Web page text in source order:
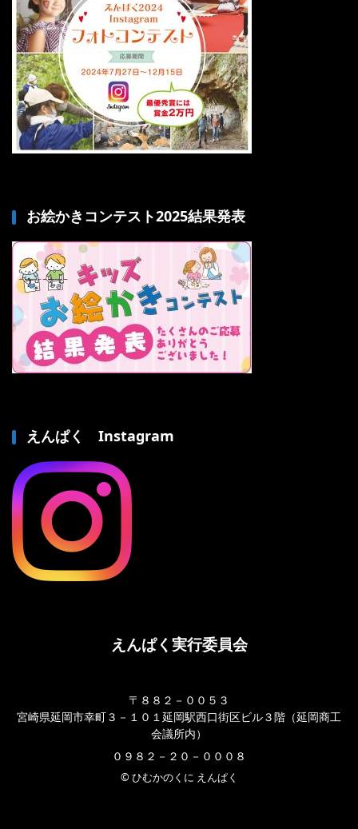
お絵かきコンテスト2025結果発表
えんぱく Instagram
えんぱく実行委員会
〒８８２－００５３
宮崎県延岡市幸町３－１０１延岡駅西口街区ビル３階（延岡商工
会議所内）
０９８２－２０－０００８
© ひむかのくに えんぱく